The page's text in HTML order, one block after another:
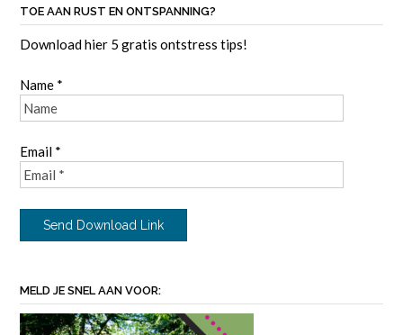
TOE AAN RUST EN ONTSPANNING?
Download hier 5 gratis ontstress tips!
Name *
Email *
MELD JE SNEL AAN VOOR: